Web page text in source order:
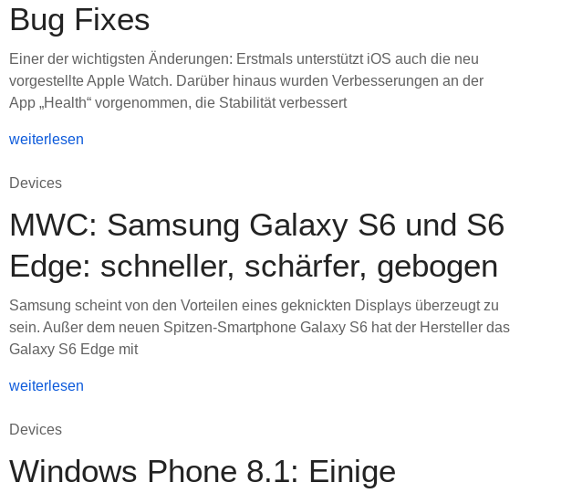
Bug Fixes
Einer der wichtigsten Änderungen: Erstmals unterstützt iOS auch die neu
vorgestellte Apple Watch. Darüber hinaus wurden Verbesserungen an der
App „Health“ vorgenommen, die Stabilität verbessert
weiterlesen
Devices
MWC: Samsung Galaxy S6 und S6
Edge: schneller, schärfer, gebogen
Samsung scheint von den Vorteilen eines geknickten Displays überzeugt zu
sein. Außer dem neuen Spitzen-Smartphone Galaxy S6 hat der Hersteller das
Galaxy S6 Edge mit
weiterlesen
Devices
Windows Phone 8.1: Einige